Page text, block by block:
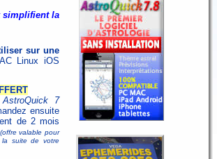
simplifient la
sur une
Linux iOS
7
ensuite
de 2 mois
(offre valable pour
la suite de votre